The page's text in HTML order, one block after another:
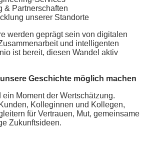
& Partnerschaften
unserer Standorte
werden geprägt sein von digitalen
und intelligenten
ist bereit, diesen Wandel aktiv
Geschichte möglich machen
Moment der Wertschätzung.
Kolleginnen und Kollegen,
für Vertrauen, Mut, gemeinsame
Zukunftsideen.